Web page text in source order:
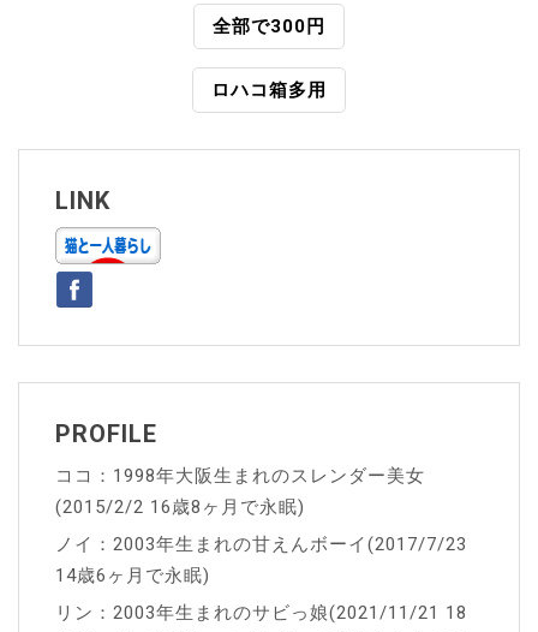
ビ
ゲ
ー
シ
ョ
ン
全部で300円
ロハコ箱多用
LINK
PROFILE
ココ：1998年大阪生まれのスレンダー美女
(2015/2/2 16歳8ヶ月で永眠)
ノイ：2003年生まれの甘えんボーイ(2017/7/23
14歳6ヶ月で永眠)
リン：2003年生まれのサビっ娘(2021/11/21 18